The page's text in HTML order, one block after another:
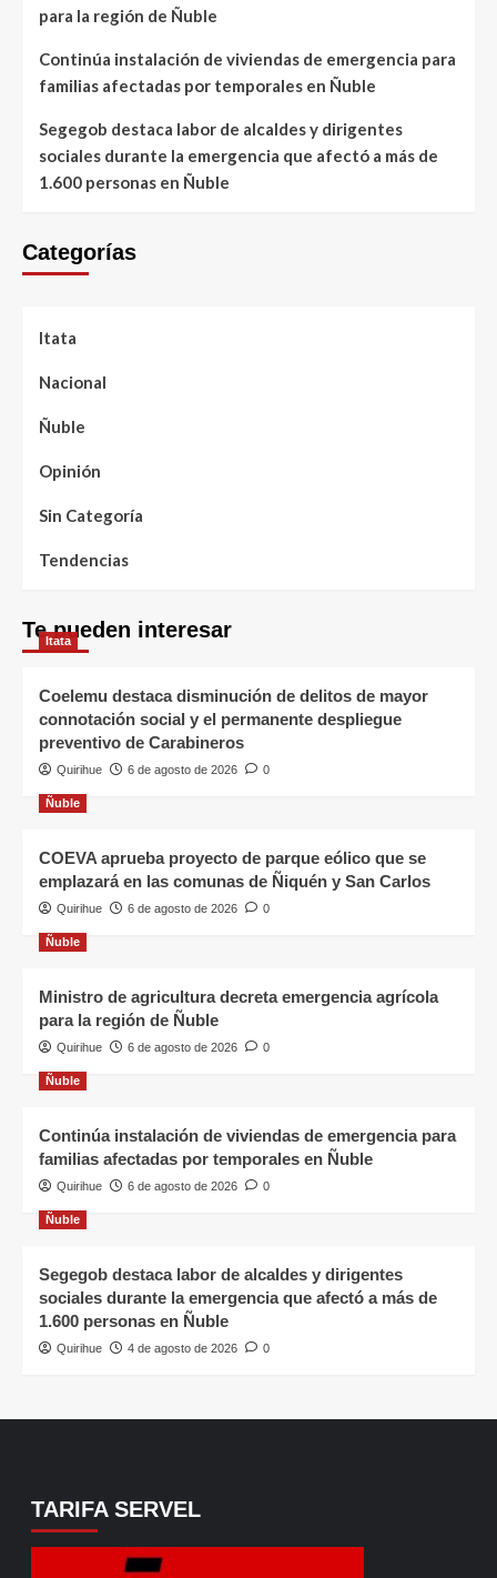
para la región de Ñuble
Continúa instalación de viviendas de emergencia para
familias afectadas por temporales en Ñuble
Segegob destaca labor de alcaldes y dirigentes
sociales durante la emergencia que afectó a más de
1.600 personas en Ñuble
Categorías
Itata
Nacional
Ñuble
Opinión
Sin Categoría
Tendencias
Te pueden interesar
Itata
Coelemu destaca disminución de delitos de mayor
connotación social y el permanente despliegue
preventivo de Carabineros
Quirihue 6 de agosto de 2026 0
Ñuble
COEVA aprueba proyecto de parque eólico que se
emplazará en las comunas de Ñiquén y San Carlos
Quirihue 6 de agosto de 2026 0
Ñuble
Ministro de agricultura decreta emergencia agrícola
para la región de Ñuble
Quirihue 6 de agosto de 2026 0
Ñuble
Continúa instalación de viviendas de emergencia para
familias afectadas por temporales en Ñuble
Quirihue 6 de agosto de 2026 0
Ñuble
Segegob destaca labor de alcaldes y dirigentes
sociales durante la emergencia que afectó a más de
1.600 personas en Ñuble
Quirihue 4 de agosto de 2026 0
TARIFA SERVEL